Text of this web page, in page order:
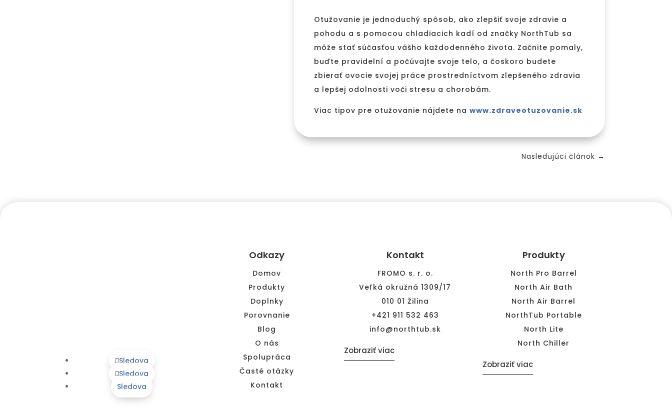
Otužovanie je jednoduchý spôsob, ako zlepšiť svoje zdravie a
pohodu a s pomocou chladiacich kadí od značky NorthTub sa
môže stať súčasťou vášho každodenného života. Začnite pomaly,
buďte pravidelní a počúvajte svoje telo, a čoskoro budete
zbierať ovocie svojej práce prostredníctvom zlepšeného zdravia
a lepšej odolnosti voči stresu a chorobám.
Viac tipov pre otužovanie nájdete nawww.zdraveotuzovanie.sk
Nasledujúci článok →
Sledova
Sledova
Sledova
Odkazy
Domov
Produkty
Doplnky
Porovnanie
Blog
O nás
Spolupráca
Časté otázky
Kontakt
Kontakt
FROMO s. r. o.
Veľká okružná 1309/17
010 01 Žilina
+421 911 532 463
info@northtub.sk
Zobraziť viac
Produkty
North Pro Barrel
North Air Bath
North Air Barrel
NorthTub Portable
North Lite
North Chiller
Zobraziť viac